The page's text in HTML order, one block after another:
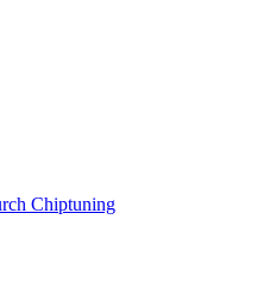
Chiptuning